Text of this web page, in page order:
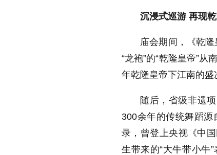
沉浸式巡游 再现
庙会期间，《乾
“龙袍”的“乾隆皇帝”从
年乾隆皇帝下江南的盛
随后，省级非遗
300余年的传统舞蹈
录，曾登上央视《中
生带来的“大牛带小牛